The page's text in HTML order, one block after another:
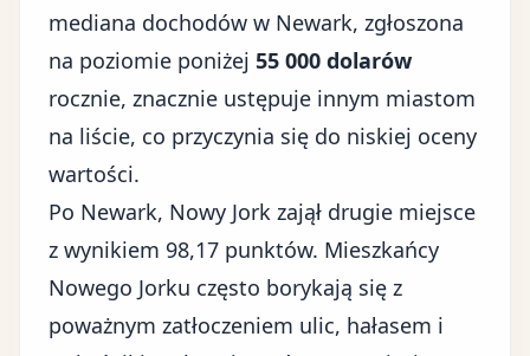
mediana dochodów w Newark, zgłoszona
na poziomie poniżej 55 000 dolarów
rocznie, znacznie ustępuje innym miastom
na liście, co przyczynia się do niskiej oceny
wartości.
Po Newark, Nowy Jork zajął drugie miejsce
z wynikiem 98,17 punktów. Mieszkańcy
Nowego Jorku często borykają się z
poważnym zatłoczeniem ulic, hałasem i